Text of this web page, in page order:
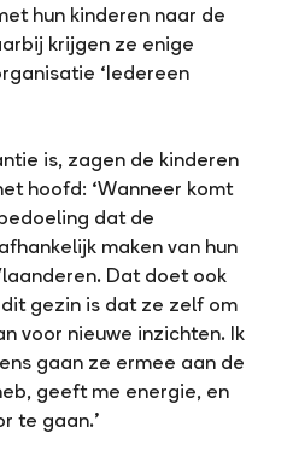
hun kinderen naar de
krijgen ze enige
‘Iedereen
is, zagen de kinderen
hoofd: ‘Wanneer komt
dat de
maken van hun
Dat doet ook
gezin is dat ze zelf om
voor nieuwe inzichten. Ik
gaan ze ermee aan de
geeft me energie, en
te gaan.’